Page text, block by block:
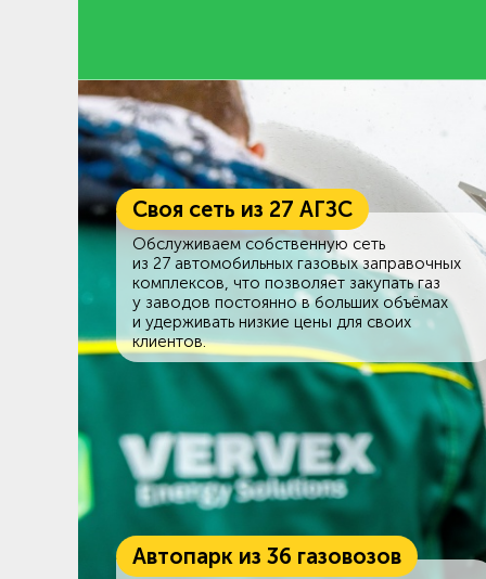
Своя сеть из 27 АГЗС
Обслуживаем собственную сеть
из 27 автомобильных газовых заправочных
комплексов, что позволяет закупать газ
у заводов постоянно в больших объёмах
и удерживать низкие цены для своих
клиентов.
Автопарк из 36 газовозов